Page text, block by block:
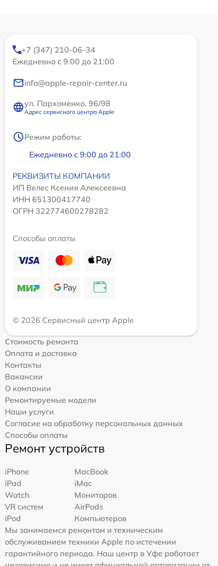
+7 (347) 210-06-34
Ежедневно с 9:00 до 21:00
info@apple-repair-center.ru
ул. Пархоменко, 96/98
Адрес сервисного центра Apple
Режим работы:
Ежедневно с 9:00 до 21:00
РЕКВИЗИТЫ КОМПАНИИ
ИП Велес Ксения Алексеевна
ИНН 651300417740
ОГРН 322774600278282
Способы оплаты
© 2026 Сервисный центр Apple
Стоимость ремонта
Оплата и доставка
Контакты
Вакансии
О компании
Ремонтируемые модели
Наши услуги
Согласие на обработку персональных данных
Способы оплаты
Ремонт устройств
iPhone
MacBook
iPad
iMac
Watch
Мониторов
VR систем
AirPods
iPod
Компьютеров
Мы занимаемся ремонтом и техническим
обслуживанием техники Apple по истечении
гарантийного периода. Наш центр в Уфе работает